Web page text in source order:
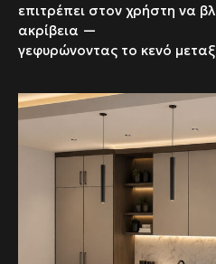
επιτρέπει στον χρήστη να
ακρίβεια —
γεφυρώνοντας το κενό